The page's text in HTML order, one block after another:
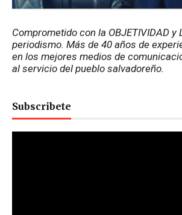
Comprometido con la OBJETIVIDAD y
periodismo. Más de 40 años de
en los mejores medios de
al servicio del pueblo salvadoreño.
Subscribete